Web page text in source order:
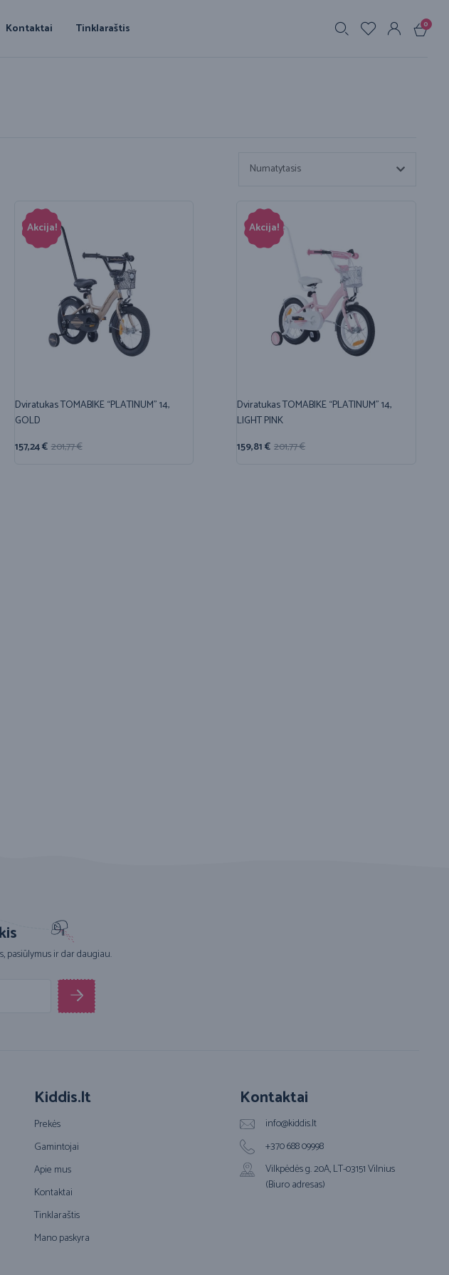
Kontaktai Tinklaraštis 0
Numatytasis
Akcija!
Dviratukas TOMABIKE “PLATINUM” 14,
GOLD
201,77€
157,24€
Akcija!
Dviratukas TOMABIKE “PLATINUM” 14,
LIGHT PINK
201,77€
159,81€
pasiūlymus ir dar daugiau.
Kiddis.lt
Prekės
Gamintojai
Apie mus
Kontaktai
Tinklaraštis
Mano paskyra
Kontaktai
info@kiddis.lt
+370 688 09998
Vilkpėdės g. 20A, LT-03151 Vilnius
(Biuro adresas)